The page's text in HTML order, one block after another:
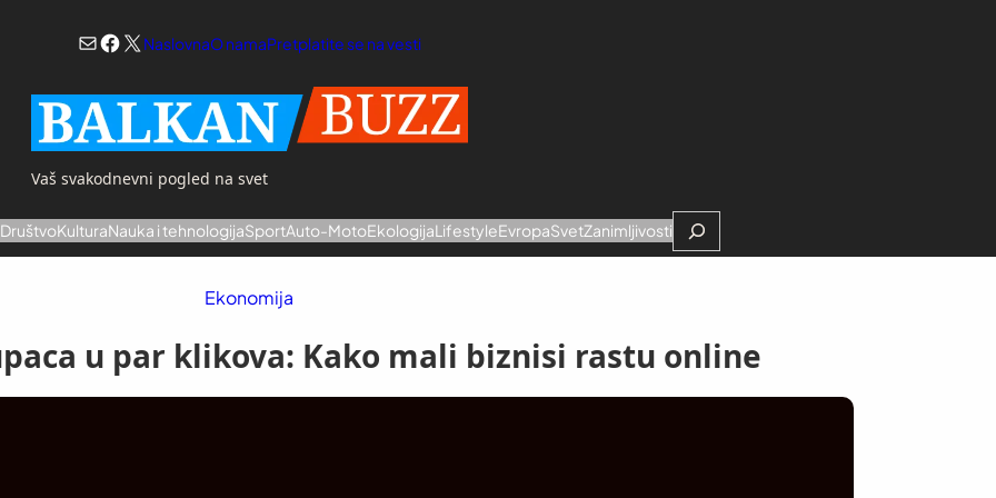
Mail
Facebook
X NaslovnaO namaPretplatite se na vesti
Vaš svakodnevni pogled na svet
DruštvoKulturaNauka i tehnologijaSportAuto-MotoEkologijaLifestyleEvropaSvetZanimljivostiSearch
Ekonomija
u par klikova: Kako mali biznisi rastu online